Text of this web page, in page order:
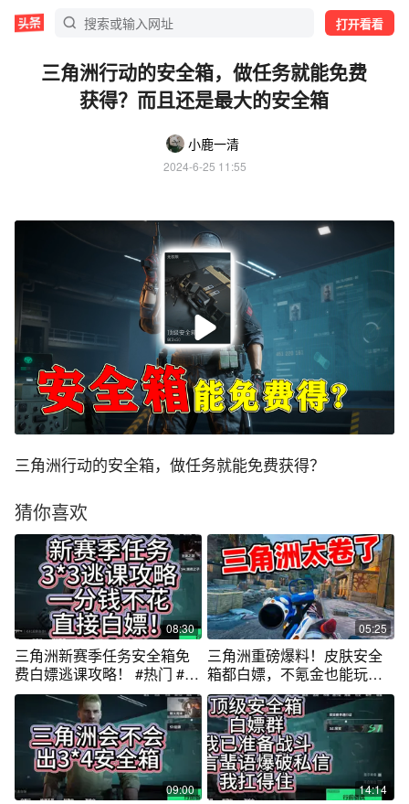
打开看看
三角洲行动的安全箱，做任务就能免费
获得？而且还是最大的安全箱
小鹿一清
2024-6-25 11:55
三角洲行动的安全箱，做任务就能免费获得？
猜你喜欢
08:30
三角洲新赛季任务安全箱免
费白嫖逃课攻略！ #热门 #三
角洲行动
05:25
三角洲重磅爆料！皮肤安全
箱都白嫖，不氪金也能玩得
爽！
09:00 14:14